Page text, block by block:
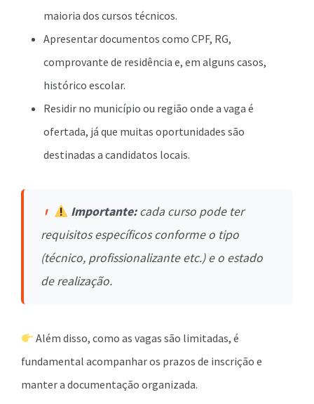
maioria dos cursos técnicos.
Apresentar documentos como CPF, RG,
comprovante de residência e, em alguns casos,
histórico escolar.
Residir no município ou região onde a vaga é
ofertada, já que muitas oportunidades são
destinadas a candidatos locais.
Importante:cada curso pode ter
requisitos específicos conforme o tipo
(técnico, profissionalizante etc.) e o estado
de realização.
Além disso, como as vagas são limitadas, é
fundamental acompanhar os prazos de inscrição e
manter a documentação organizada.